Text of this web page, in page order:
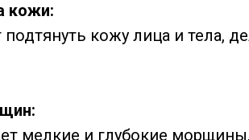
кожи:
кожу лица и тела,
мелкие и глубокие